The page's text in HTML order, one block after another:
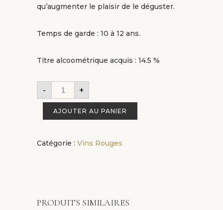
qu’augmenter le plaisir de le déguster.
Temps de garde : 10 à 12 ans.
Titre alcoométrique acquis : 14.5 %
- +
AJOUTER AU PANIER
Catégorie : Vins Rouges
PRODUITS SIMILAIRES